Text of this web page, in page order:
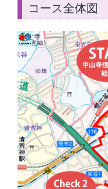
コース全体図